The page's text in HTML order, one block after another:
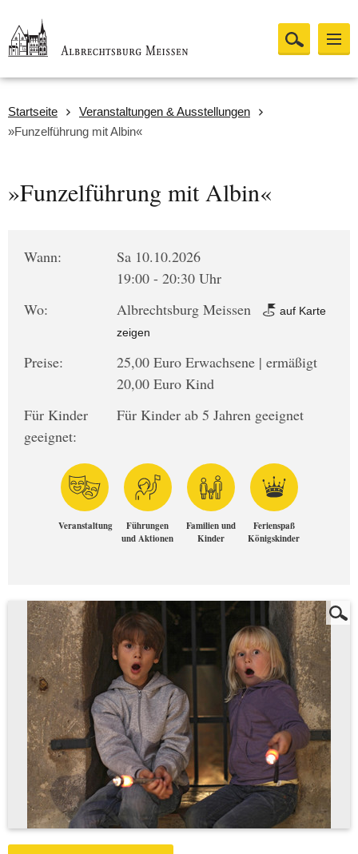
Startseite
Veranstaltungen & Ausstellungen
»Funzelführung mit Albin«
»Funzelführung mit Albin«
Wann:
Sa 10.10.2026
19:00 - 20:30 Uhr
Wo:
Albrechtsburg Meissen
auf Karte
zeigen
Preise:
25,00 Euro Erwachsene | ermäßigt
20,00 Euro Kind
Für Kinder
geeignet:
Für Kinder ab 5 Jahren geeignet
Veranstaltung
Führungen
und Aktionen
Familien und
Kinder
Ferienspaß
Königskinder